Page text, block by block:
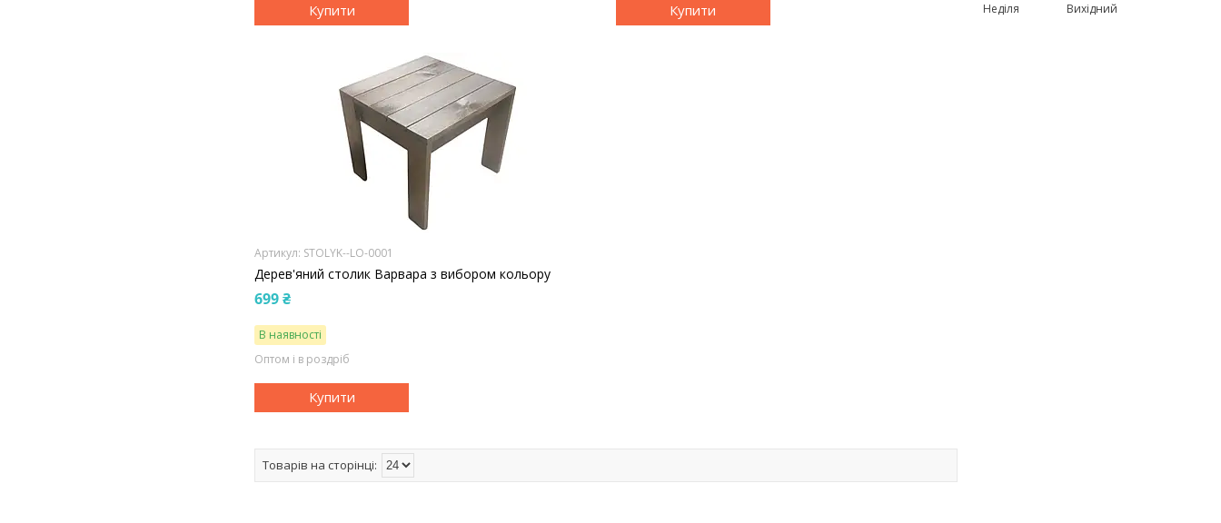
Купити Купити
STOLYK--LO-0001
Дерев'яний столик Варвара з вибором кольору
699 ₴
В наявності
Оптом і в роздріб
Купити
Неділя
Вихідний